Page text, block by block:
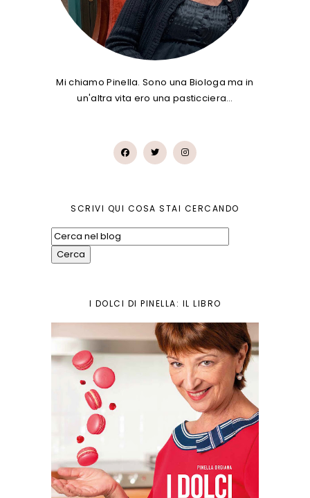
Mi chiamo Pinella. Sono una Biologa ma in
un'altra vita ero una pasticciera…
SCRIVI QUI COSA STAI CERCANDO
I DOLCI DI PINELLA: IL LIBRO